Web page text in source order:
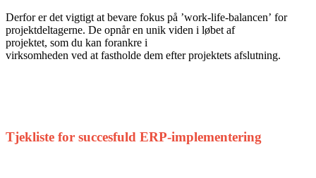
Derfor er det vigtigt at bevare fokus på ’work-life-balancen’ for
projektdeltagerne. De opnår en unik viden i løbet af
projektet, som du kan forankre i
virksomheden ved at fastholde dem efter projektets afslutning.
Tjekliste for succesfuld ERP-implementering